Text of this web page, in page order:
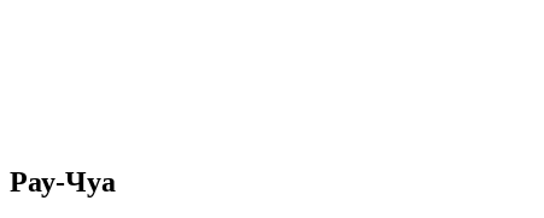
Рау-Чуа